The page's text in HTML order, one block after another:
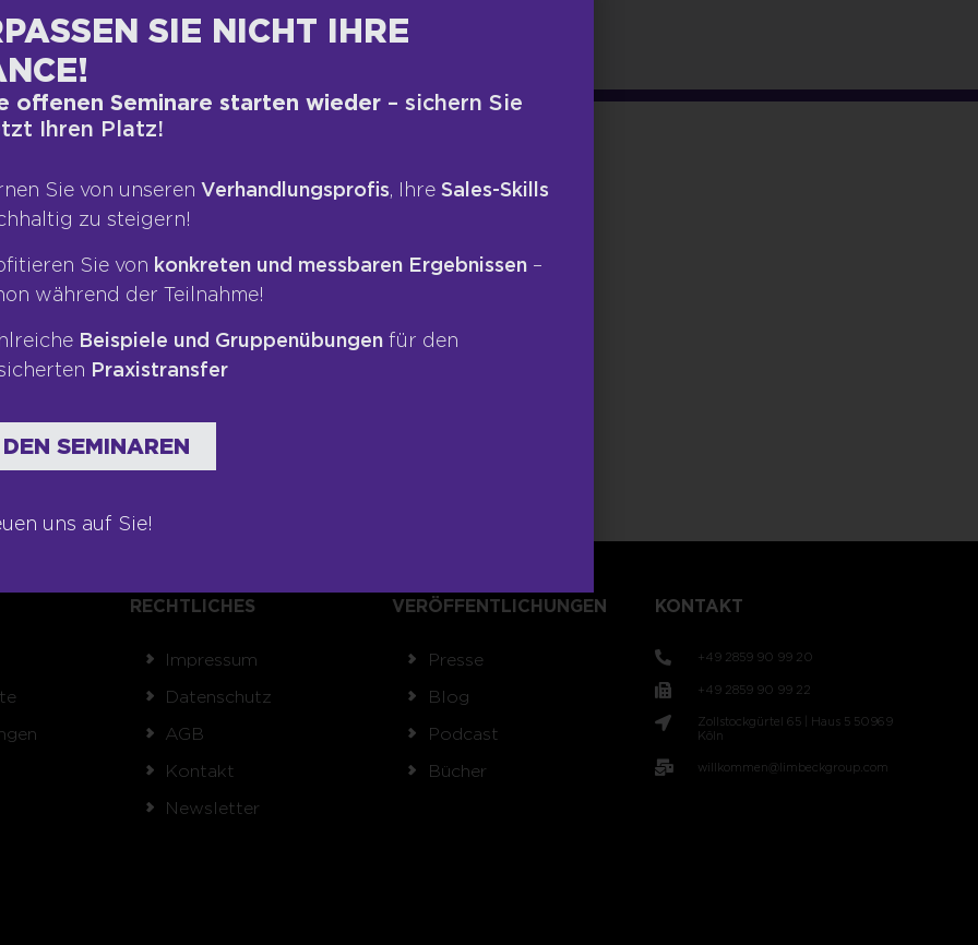
Sie innerhalb von 0,49 Sekunden knapp
ein, sind es immer noch gut 37.000
haben. Warum ich Ihnen das erzähle?
Definition und Art von Führung gibt.
jeder etwas zu sagen und es gibt
ist per se richtig oder falsch. Sondern
RECHTLICHES
Impressum
Datenschutz
AGB
Kontakt
Newsletter
VERÖFFENTLICHUNGEN
Presse
Blog
Podcast
Bücher
KONTAKT
+49 2859 90 99 20
+49 2859 90 99 22
Zollstockgürtel 65 | Haus 5 50969
Köln
willkommen@limbeckgroup.com
SIE NICHT IHRE
offenen Seminare starten wieder – sichern Sie
Ihren Platz!
Sie von unserenVerhandlungsprofis, IhreSales-Skills
zu steigern!
Sie von konkreten und messbaren Ergebnissen –
während der Teilnahme!
Beispiele und Gruppenübungen für den
Praxistransfer
SEMINAREN
uns auf Sie!